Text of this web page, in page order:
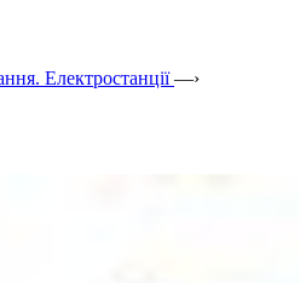
Електростанції —›